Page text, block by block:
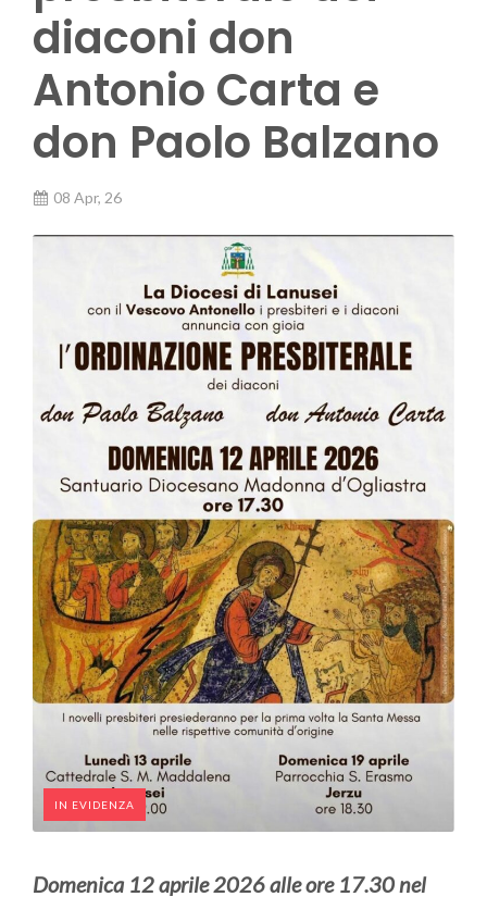
diaconi don
Antonio Carta e
don Paolo Balzano
08 Apr, 26
IN EVIDENZA
Domenica 12 aprile 2026 alle ore 17.30 nel